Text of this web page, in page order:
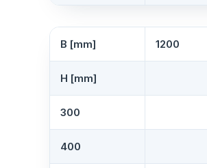
B [mm] 1200
H [mm]
300
400